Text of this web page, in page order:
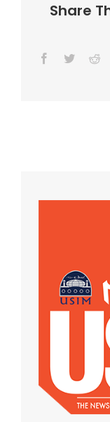
Share
Facebook
Twitter